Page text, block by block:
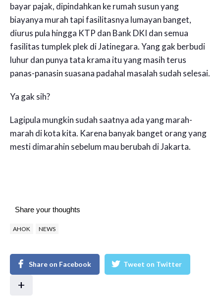
bayar pajak, dipindahkan ke rumah susun yang
biayanya murah tapi fasilitasnya lumayan banget,
diurus pula hingga KTP dan Bank DKI dan semua
fasilitas tumplek plek di Jatinegara. Yang gak berbudi
luhur dan punya tata krama itu yang masih terus
panas-panasin suasana padahal masalah sudah selesai.
Ya gak sih?
Lagipula mungkin sudah saatnya ada yang marah-
marah di kota kita. Karena banyak banget orang yang
mesti dimarahin sebelum mau berubah di Jakarta.
Share your thoughts
AHOK NEWS
Share on Facebook Tweet on Twitter
+